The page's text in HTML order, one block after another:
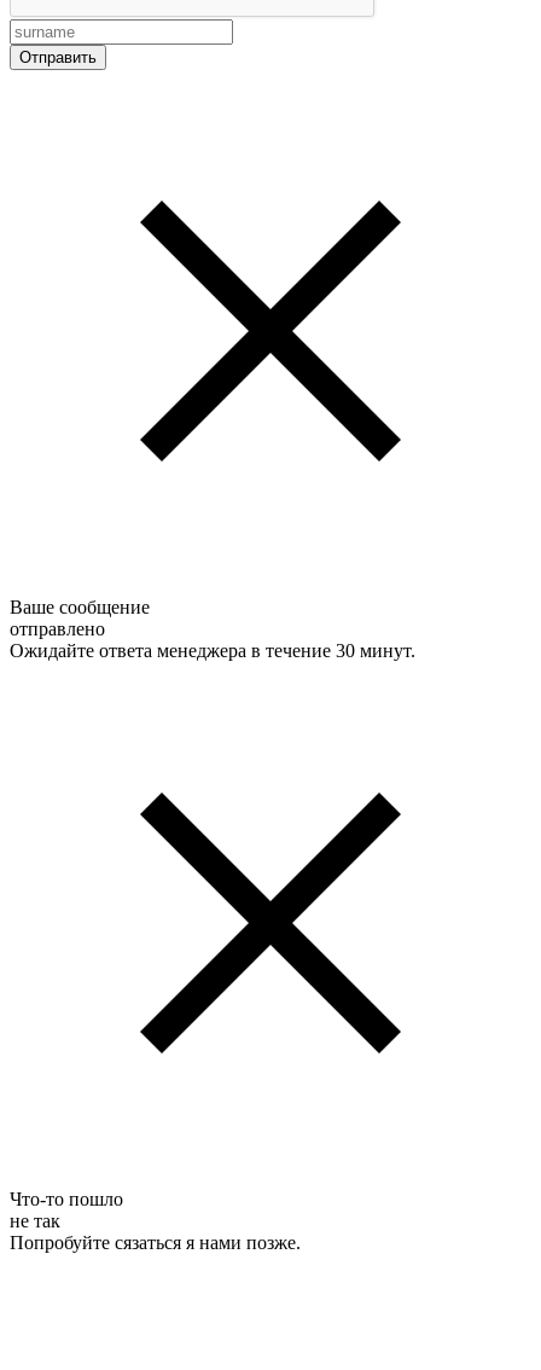
Ваше сообщение
отправлено
Ожидайте ответа менеджера в течение 30 минут.
Что-то пошло
не так
Попробуйте сязаться я нами позже.